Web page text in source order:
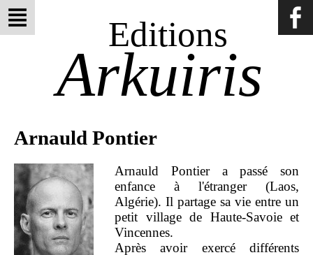
Editions
Arkuiris
Arnauld Pontier
Arnauld Pontier a passé son
enfance à l'étranger (Laos,
Algérie). Il partage sa vie entre un
petit village de Haute-Savoie et
Vincennes.
Après avoir exercé différents